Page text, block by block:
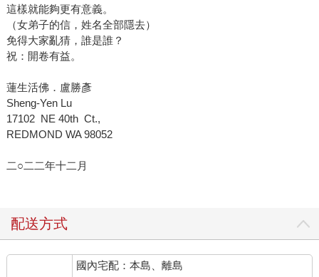
這樣就能夠更有意義。
（女弟子的信，姓名全部隱去）
免得大家亂猜，誰是誰？
祝：開卷有益。
蓮生活佛．盧勝彥
Sheng-Yen Lu
17102 NE 40th Ct.,
REDMOND WA 98052
二○二二年十二月
配送方式
國內宅配：本島、離島